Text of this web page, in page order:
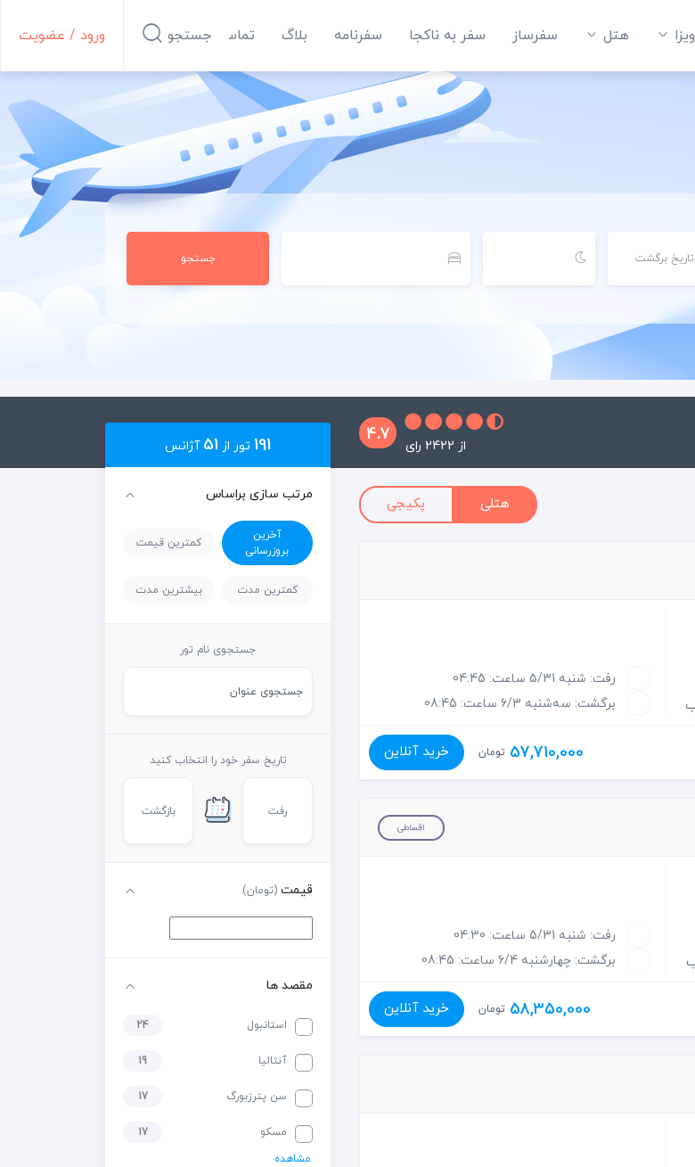
ویزا هتل‌ سفرساز سفر به ناکجا سفرنامه بلاگ تماس با ما ورود / عضویت جستجو
تاریخ برگشت جستجو
4.7
از 2422 رای
هتلی پکیجی
رفت: شنبه 5/31 ساعت: 04:45
برگشت: سه‌شنبه 6/3 ساعت: 08:45
57,710,000 تومان خرید آنلاین
اقساطی
رفت: شنبه 5/31 ساعت: 04:30
برگشت: چهارشنبه 6/4 ساعت: 08:45
58,350,000 تومان خرید آنلاین
191 تور از 51 آژانس
مرتب سازی براساس
آخرین
بروزرسانی
کمترین قیمت
کمترین مدت بیشترین مدت
جستجوی نام تور
تاریخ سفر خود را انتخاب کنید
رفت بازگشت
قیمت (تومان)
مقصد ها
استانبول 24
آنتالیا 19
سن پترزبورگ 17
مسکو
17
مشاهده